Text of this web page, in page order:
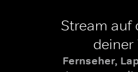
Stream auf
deiner
Fernseher,